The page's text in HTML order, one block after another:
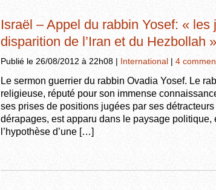
Israël – Appel du rabbin Yosef: «
disparition de l’Iran et du Hezbollah »
Publié le 26/08/2012 à 22h08 | International | 4
Le sermon guerrier du rabbin Ovadia Yosef. Le
religieuse, réputé pour son immense
ses prises de positions jugées par ses
dérapages, est apparu dans le paysage
l’hypothèse d’une […]